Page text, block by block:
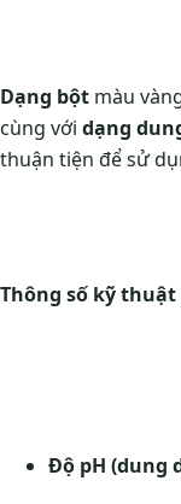
Dạng bột màu
cùng với dạng
thuận tiện để sử
Thông số kỹ thuật
Độ pH (dung